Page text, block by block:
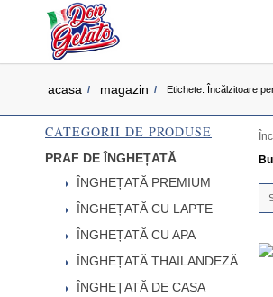
acasa / magazin / Etichete: Încălzitoare
CATEGORII DE PRODUSE
PRAF DE ÎNGHEȚATĂ
ÎNGHEȚATĂ PREMIUM
ÎNGHEȚATĂ CU LAPTE
ÎNGHEȚATĂ CU APA
ÎNGHEȚATĂ THAILANDEZĂ
ÎNGHEȚATĂ DE CASA